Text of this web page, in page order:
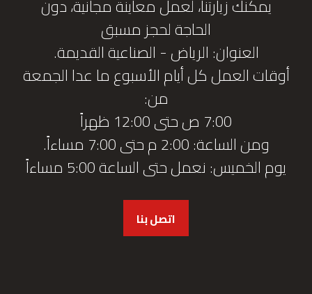
يمكنك زيارتنا، لعمل معاينة مجانية، دون
الحاجة لحجز مسبق
العنوان: الرياض - الصناعية القديمة.
أوقات العمل كل أيام الأسبوع ما عدا الجمعة
من:
7:00 ص حتى 12:00 ظهراً
ومن الساعة: 2:00 م حتى 7:00 مساءاً.
يوم الخميس: نعمل حتى الساعة 5:00 مساءاً
اتصل بنا